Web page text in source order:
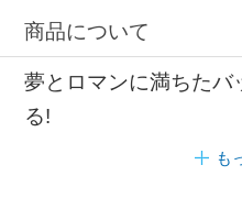
商品について
夢とロマンに満ちたバ
る!
も